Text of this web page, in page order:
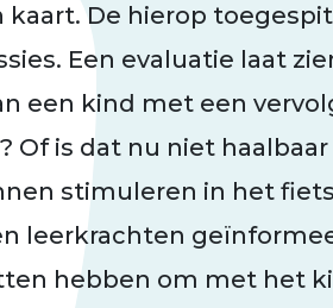
De hierop
Een evaluatie laat
een kind met een
Of is dat nu niet
stimuleren in het
leerkrachten
hebben om met het